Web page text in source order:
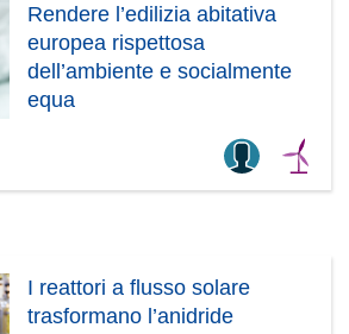
Rendere l’edilizia abitativa
europea rispettosa
dell’ambiente e socialmente
equa
I reattori a flusso solare
trasformano l’anidride